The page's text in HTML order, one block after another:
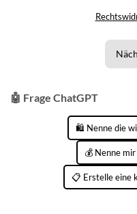
🤖 Frage ChatGPT
🛍️ Nenne die
💰 Nenne
📋 Erstelle eine